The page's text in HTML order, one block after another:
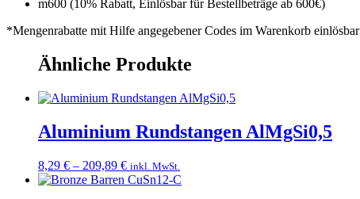
m600 (10% Rabatt, Einlösbar für Bestellbeträge ab 600€)
*Mengenrabatte mit Hilfe angegebener Codes im Warenkorb einlösbar
Ähnliche Produkte
Aluminium Rundstangen AlMgSi0,5
8,29 € – 209,89 €Preisspanne:
8,29 €
inkl. MwSt.